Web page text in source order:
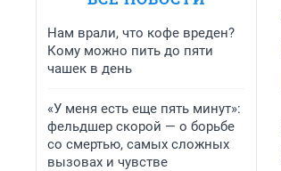
Нам врали, что кофе вреден?
Кому можно пить до пяти
чашек в день
«У меня есть еще пять минут»:
фельдшер скорой — о борьбе
со смертью, самых сложных
вызовах и чувстве